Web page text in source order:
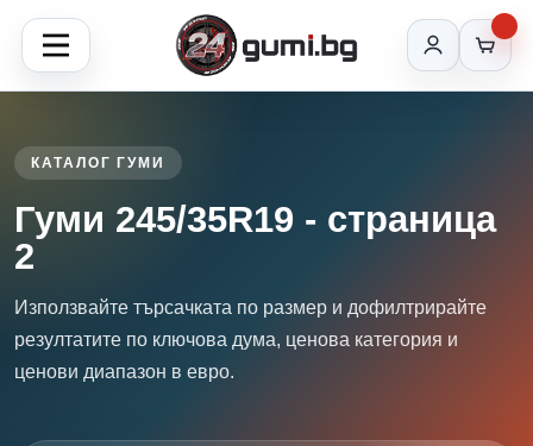
КАТАЛОГ ГУМИ
Гуми 245/35R19 - страница
2
Използвайте търсачката по размер и дофилтрирайте
резултатите по ключова дума, ценова категория и
ценови диапазон в евро.